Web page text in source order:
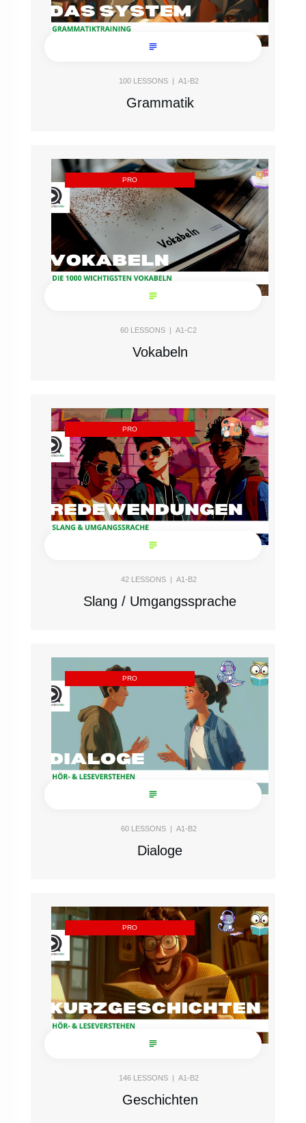
100LESSONS | A1-B2
Grammatik
PRO
60 LESSONS | A1-C2
Vokabeln
PRO
42LESSONS | A1-B2
Slang / Umgangssprache
PRO
60LESSONS | A1-B2
Dialoge
PRO
146LESSONS | A1-B2
Geschichten